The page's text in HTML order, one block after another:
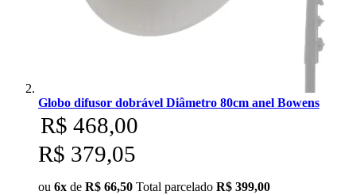
Globo difusor dobrável Diâmetro 80cm anel Bowens
R$ 468,00
R$ 379,05
ou 6x de R$ 66,50 Total parcelado R$ 399,00